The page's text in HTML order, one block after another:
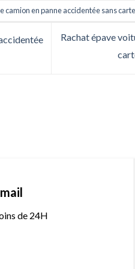
camion en panne accidentée sans
Rachat épave
de 24H